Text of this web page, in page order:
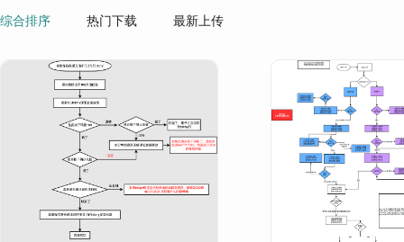
综合排序 热门下载 最新上传